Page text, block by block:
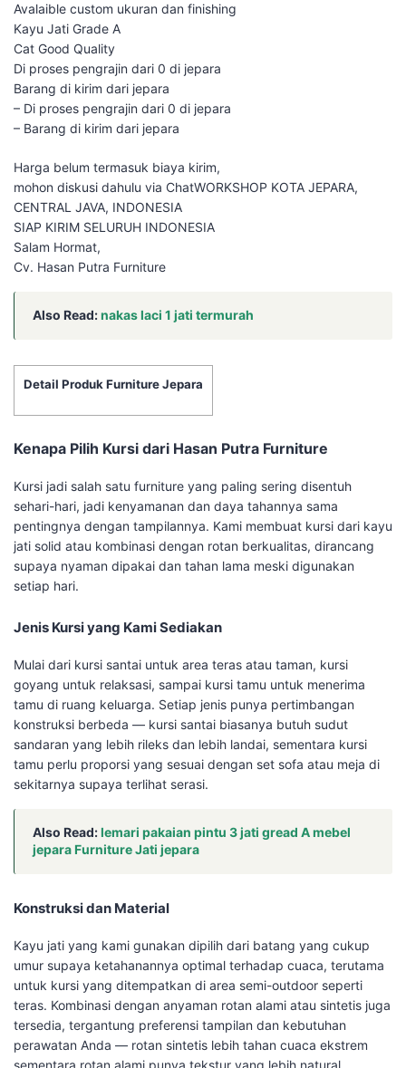
Avalaible custom ukuran dan finishing
Kayu Jati Grade A
Cat Good Quality
Di proses pengrajin dari 0 di jepara
Barang di kirim dari jepara
– Di proses pengrajin dari 0 di jepara
– Barang di kirim dari jepara
Harga belum termasuk biaya kirim,
mohon diskusi dahulu via ChatWORKSHOP KOTA JEPARA,
CENTRAL JAVA, INDONESIA
SIAP KIRIM SELURUH INDONESIA
Salam Hormat,
Cv. Hasan Putra Furniture
Also Read:nakas laci 1 jati termurah
Detail Produk Furniture Jepara
Kenapa Pilih Kursi dari Hasan Putra Furniture
Kursi jadi salah satu furniture yang paling sering disentuh
sehari-hari, jadi kenyamanan dan daya tahannya sama
pentingnya dengan tampilannya. Kami membuat kursi dari kayu
jati solid atau kombinasi dengan rotan berkualitas, dirancang
supaya nyaman dipakai dan tahan lama meski digunakan
setiap hari.
Jenis Kursi yang Kami Sediakan
Mulai dari kursi santai untuk area teras atau taman, kursi
goyang untuk relaksasi, sampai kursi tamu untuk menerima
tamu di ruang keluarga. Setiap jenis punya pertimbangan
konstruksi berbeda — kursi santai biasanya butuh sudut
sandaran yang lebih rileks dan lebih landai, sementara kursi
tamu perlu proporsi yang sesuai dengan set sofa atau meja di
sekitarnya supaya terlihat serasi.
Also Read:lemari pakaian pintu 3 jati gread A mebel
jepara Furniture Jati jepara
Konstruksi dan Material
Kayu jati yang kami gunakan dipilih dari batang yang cukup
umur supaya ketahanannya optimal terhadap cuaca, terutama
untuk kursi yang ditempatkan di area semi-outdoor seperti
teras. Kombinasi dengan anyaman rotan alami atau sintetis juga
tersedia, tergantung preferensi tampilan dan kebutuhan
perawatan Anda — rotan sintetis lebih tahan cuaca ekstrem
sementara rotan alami punya tekstur yang lebih natural.